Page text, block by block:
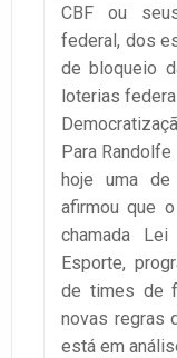
CBF ou
federal, dos
de bloqueio
loterias
Para
hoje uma de
afirmou que
chamada
Esporte,
de times de
novas regras
está em